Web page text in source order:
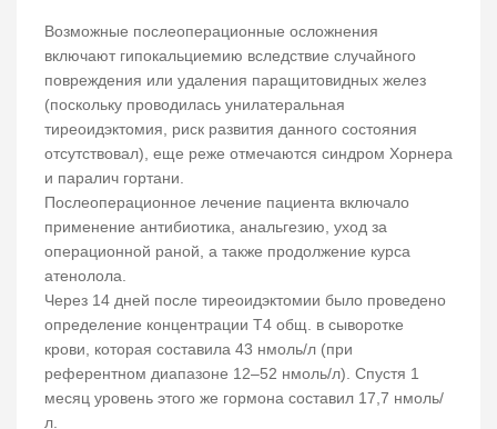
Возможные послеоперационные осложнения
включают гипокальциемию вследствие случайного
повреждения или удаления паращитовидных желез
(поскольку проводилась унилатеральная
тиреоидэктомия, риск развития данного состояния
отсутствовал), еще реже отмечаются синдром Хорнера
и паралич гортани.
Послеоперационное лечение пациента включало
применение антибиотика, анальгезию, уход за
операционной раной, а также продолжение курса
атенолола.
Через 14 дней после тиреоидэктомии было проведено
определение концентрации Т4 общ. в сыворотке
крови, которая составила 43 нмоль/л (при
референтном диапазоне 12–52 нмоль/л). Спустя 1
месяц уровень этого же гормона составил 17,7 нмоль/
л.